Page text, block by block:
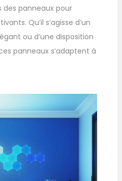
des panneaux pour
Qu’il s’agisse d’un
ou d’une disposition
panneaux s’adaptent à